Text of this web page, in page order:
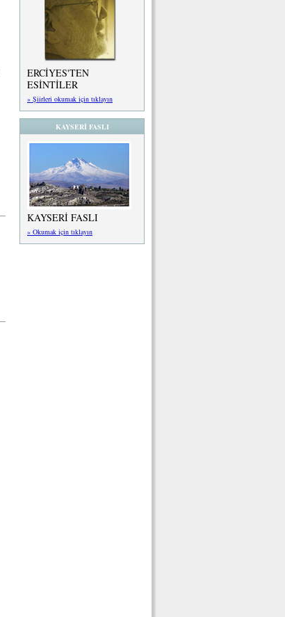
ERCİYES'TEN
ESİNTİLER
» Şiirleri okumak için tıklayın
KAYSERİ FASLI
KAYSERİ FASLI
» Okumak için tıklayın